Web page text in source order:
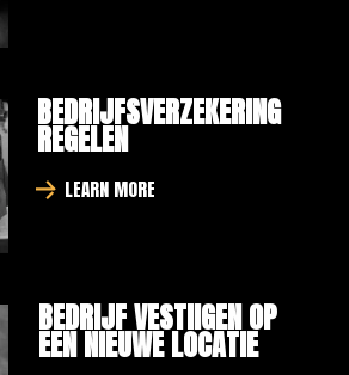
BEDRIJF VESTIIGEN OP
EEN NIEUWE LOCATIE
BEDRIJFSVERZEKERING
REGELEN
LEARN MORE